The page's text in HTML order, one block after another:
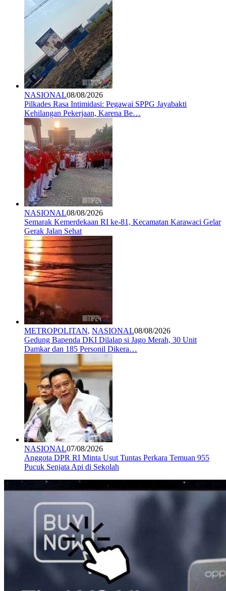
NASIONAL08/08/2026
Pilkades Rasa Intimidasi: Pegawai SPPG Jayabakti
Kehilangan Pekerjaan, Karena Be…
NASIONAL08/08/2026
Semarak Kemerdekaan RI ke-81, Kecamatan Karawaci Gelar
Gerak Jalan Sehat
METROPOLITAN, NASIONAL08/08/2026
Gedung Bapenda DKI Dilalap si Jago Merah, 30 Unit
Damkar dan 185 Personil Dikera…
NASIONAL07/08/2026
Anggota DPR RI Minta Usut Tuntas Perkara Temuan 955
Pucuk Senjata Api di Sekolah